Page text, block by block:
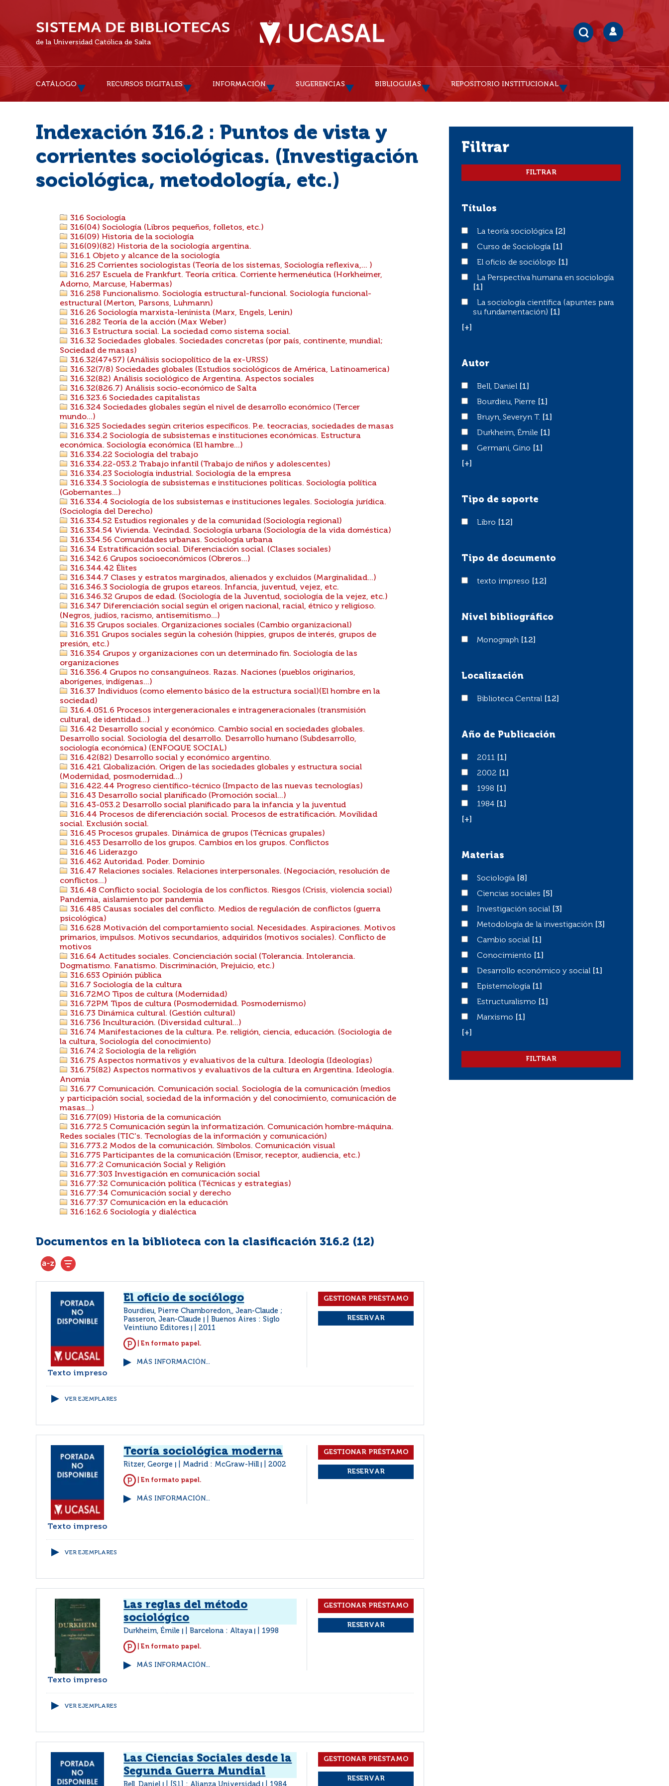
de la Universidad Católica de Salta
CATÁLOGO RECURSOS DIGITALES INFORMACIÓN SUGERENCIAS BIBLIOGUÍAS REPOSITORIO INSTITUCIONAL
Indexación 316.2 : Puntos de vista y
corrientes sociológicas. (Investigación
sociológica, metodología, etc.)
316 Sociología
316(04) Sociología (Libros pequeños, folletos, etc.)
316(09) Historia de la sociología
316(09)(82) Historia de la sociología argentina.
316.1 Objeto y alcance de la sociología
316.25 Corrientes sociologistas (Teoría de los sistemas, Sociología reflexiva,... )
316.257 Escuela de Frankfurt. Teoría crítica. Corriente hermenéutica (Horkheimer,
Adorno, Marcuse, Habermas)
316.258 Funcionalismo. Sociología estructural-funcional. Sociología funcional-
estructural (Merton, Parsons, Luhmann)
316.26 Sociología marxista-leninista (Marx, Engels, Lenin)
316.282 Teoría de la acción (Max Weber)
316.3 Estructura social. La sociedad como sistema social.
316.32 Sociedades globales. Sociedades concretas (por país, continente, mundial;
Sociedad de masas)
316.32(47+57) (Análisis sociopolítico de la ex-URSS)
316.32(7/8) Sociedades globales (Estudios sociológicos de América, Latinoamerica)
316.32(82) Análisis sociológico de Argentina. Aspectos sociales
316.32(826.7) Análisis socio-económico de Salta
316.323.6 Sociedades capitalistas
316.324 Sociedades globales según el nivel de desarrollo económico (Tercer
mundo...)
316.325 Sociedades según criterios específicos. P.e. teocracias, sociedades de masas
316.334.2 Sociología de subsistemas e instituciones económicas. Estructura
económica. Sociología económica (El hambre...)
316.334.22 Sociología del trabajo
316.334.22-053.2 Trabajo infantil (Trabajo de niños y adolescentes)
316.334.23 Sociología industrial. Sociología de la empresa
316.334.3 Sociología de subsistemas e instituciones políticas. Sociología política
(Gobernantes...)
316.334.4 Sociología de los subsistemas e instituciones legales. Sociología jurídica.
(Sociología del Derecho)
316.334.52 Estudios regionales y de la comunidad (Sociología regional)
316.334.54 Vivienda. Vecindad. Sociología urbana (Sociología de la vida doméstica)
316.334.56 Comunidades urbanas. Sociología urbana
316.34 Estratificación social. Diferenciación social. (Clases sociales)
316.342.6 Grupos socioeconómicos (Obreros...)
316.344.42 Élites
316.344.7 Clases y estratos marginados, alienados y excluidos (Marginalidad...)
316.346.3 Sociología de grupos etareos. Infancia, juventud, vejez, etc.
316.346.32 Grupos de edad. (Sociología de la Juventud, sociología de la vejez, etc.)
316.347 Diferenciación social según el origen nacional, racial, étnico y religioso.
(Negros, judíos, racismo, antisemitismo...)
316.35 Grupos sociales. Organizaciones sociales (Cambio organizacional)
316.351 Grupos sociales según la cohesión (hippies, grupos de interés, grupos de
presión, etc.)
316.354 Grupos y organizaciones con un determinado fin. Sociología de las
organizaciones
316.356.4 Grupos no consanguíneos. Razas. Naciones (pueblos originarios,
aborígenes, indígenas...)
316.37 Individuos (como elemento básico de la estructura social)(El hombre en la
sociedad)
316.4.051.6 Procesos intergeneracionales e intrageneracionales (transmisión
cultural, de identidad...)
316.42 Desarrollo social y económico. Cambio social en sociedades globales.
Desarrollo social. Sociología del desarrollo. Desarrollo humano (Subdesarrollo,
sociología económica) (ENFOQUE SOCIAL)
316.42(82) Desarrollo social y económico argentino.
316.421 Globalización. Origen de las sociedades globales y estructura social
(Modernidad, posmodernidad...)
316.422.44 Progreso científico-técnico (Impacto de las nuevas tecnologías)
316.43 Desarrollo social planificado (Promoción social...)
316.43-053.2 Desarrollo social planificado para la infancia y la juventud
316.44 Procesos de diferenciación social. Procesos de estratificación. Movilidad
social. Exclusión social.
316.45 Procesos grupales. Dinámica de grupos (Técnicas grupales)
316.453 Desarrollo de los grupos. Cambios en los grupos. Conflictos
316.46 Liderazgo
316.462 Autoridad. Poder. Dominio
316.47 Relaciones sociales. Relaciones interpersonales. (Negociación, resolución de
conflictos...)
316.48 Conflicto social. Sociología de los conflictos. Riesgos (Crisis, violencia social)
Pandemia, aislamiento por pandemia
316.485 Causas sociales del conflicto. Medios de regulación de conflictos (guerra
psicológica)
316.628 Motivación del comportamiento social. Necesidades. Aspiraciones. Motivos
primarios, impulsos. Motivos secundarios, adquiridos (motivos sociales). Conflicto de
motivos
316.64 Actitudes sociales. Concienciación social (Tolerancia. Intolerancia.
Dogmatismo. Fanatismo. Discriminación, Prejuicio, etc.)
316.653 Opinión pública
316.7 Sociología de la cultura
316.72MO Tipos de cultura (Modernidad)
316.72PM Tipos de cultura (Posmodernidad. Posmodernismo)
316.73 Dinámica cultural. (Gestión cultural)
316.736 Inculturación. (Diversidad cultural...)
316.74 Manifestaciones de la cultura. P.e. religión, ciencia, educación. (Sociologia de
la cultura, Sociología del conocimiento)
316.74:2 Sociología de la religión
316.75 Aspectos normativos y evaluativos de la cultura. Ideología (Ideologías)
316.75(82) Aspectos normativos y evaluativos de la cultura en Argentina. Ideología.
Anomia
316.77 Comunicación. Comunicación social. Sociología de la comunicación (medios
y participación social, sociedad de la información y del conocimiento, comunicación de
masas...)
316.77(09) Historia de la comunicación
316.772.5 Comunicación según la informatización. Comunicación hombre-máquina.
Redes sociales (TIC's. Tecnologías de la información y comunicación)
316.773.2 Modos de la comunicación. Símbolos. Comunicación visual
316.775 Participantes de la comunicación (Emisor, receptor, audiencia, etc.)
316.77:2 Comunicación Social y Religión
316.77:303 Investigación en comunicación social
316.77:32 Comunicación política (Técnicas y estrategias)
316.77:34 Comunicación social y derecho
316.77:37 Comunicación en la educación
316:162.6 Sociología y dialéctica
Documentos en la biblioteca con la clasificación 316.2 (12)
Texto impreso
El oficio de sociólogo
Bourdieu, Pierre Chamboredon,, Jean-Claude ;
Passeron, Jean-Claude
Buenos Aires : Siglo
Veintiuno Editores
2011
| En formato papel.
MÁS INFORMACIÓN...
VER EJEMPLARES
Texto impreso
Teoría sociológica moderna
Ritzer, George Madrid : McGraw-Hill 2002
| En formato papel.
MÁS INFORMACIÓN...
VER EJEMPLARES
Texto impreso
Las reglas del método
sociológico
Durkheim, Émile Barcelona : Altaya 1998
| En formato papel.
MÁS INFORMACIÓN...
VER EJEMPLARES
Las Ciencias Sociales desde la
Segunda Guerra Mundial
Bell, Daniel [S.l.] : Alianza Universidad 1984
filtrar
Títulos
La teoría sociológica
La teoría sociológica
[2]
Curso de Sociología
Curso de Sociología
[1]
El oficio de sociólogo
El oficio de sociólogo
[1]
La Perspectiva humana en sociología
La Perspectiva humana en sociología
[1]
La sociología científica (apuntes para su
La sociología científica (apuntes para
su fundamentación)
[1]
[+]
Autor
Bell, Daniel
Bell, Daniel
[1]
Bourdieu, Pierre
Bourdieu, Pierre
[1]
Bruyn, Severyn T.
Bruyn, Severyn T.
[1]
Durkheim, Émile
Durkheim, Émile
[1]
Germani, Gino
Germani, Gino
[1]
[+]
Tipo de soporte
LibroLibro [12]
Tipo de documento
texto impreso
texto impreso [12]
Nivel bibliográfico
Monograph
Monograph [12]
Localización
Biblioteca Central
Biblioteca Central [12]
Año de Publicación
20112011
[1]
20022002
[1]
19981998
[1]
19841984
[1]
[+]
Materias
Sociología
Sociología
[8]
Ciencias sociales
Ciencias sociales
[5]
Investigación social
Investigación social
[3]
Metodología de la investigación
Metodología de la investigación
[3]
Cambio social
Cambio social
[1]
Conocimiento
Conocimiento
[1]
Desarrollo económico y social
Desarrollo económico y social
[1]
Epistemología
Epistemología
[1]
Estructuralismo
Estructuralismo
[1]
Marxismo
Marxismo
[1]
[+]